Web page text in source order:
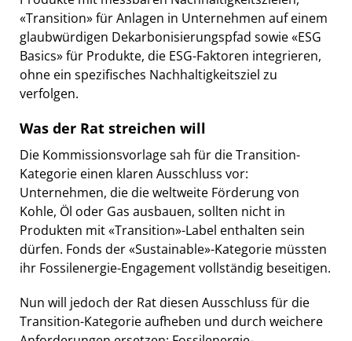
«Transition» für Anlagen in Unternehmen auf einem
glaubwürdigen Dekarbonisierungspfad sowie «ESG
Basics» für Produkte, die ESG-Faktoren integrieren,
ohne ein spezifisches Nachhaltigkeitsziel zu
verfolgen.
Was der Rat streichen will
Die Kommissionsvorlage sah für die Transition-
Kategorie einen klaren Ausschluss vor:
Unternehmen, die die weltweite Förderung von
Kohle, Öl oder Gas ausbauen, sollten nicht in
Produkten mit «Transition»-Label enthalten sein
dürfen. Fonds der «Sustainable»-Kategorie müssten
ihr Fossilenergie-Engagement vollständig beseitigen.
Nun will jedoch der Rat diesen Ausschluss für die
Transition-Kategorie aufheben und durch weichere